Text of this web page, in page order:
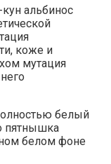
альбинос
коже и
мутация
белый
пятнышка
белом фоне